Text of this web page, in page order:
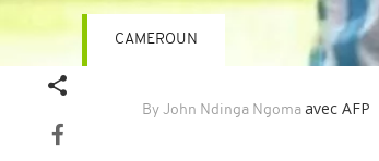
By John Ndinga Ngoma avec AFP
CAMEROUN